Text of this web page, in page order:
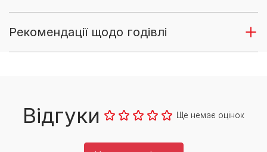
Рекомендації щодо годівлі
Відгуки Ще немає оцінок